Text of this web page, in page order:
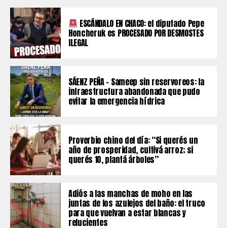
ESCÁNDALO EN CHACO: el diputado Pepe
Honcheruk es PROCESADO POR DESMOSTES
ILEGAL
SÁENZ PEÑA – Sameep sin reservoreos: la
infraestructura abandonada que pudo
evitar la emergencia hídrica
Proverbio chino del día: “Si querés un
año de prosperidad, cultivá arroz; si
querés 10, plantá árboles”
Adiós a las manchas de moho en las
juntas de los azulejos del baño: el truco
para que vuelvan a estar blancas y
relucientes